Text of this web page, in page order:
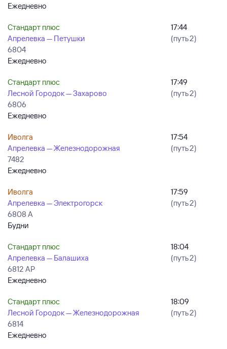
Ежедневно
Стандарт плюс
Апрелевка — Петушки
6804
Ежедневно
17:44
(путь 2)
Стандарт плюс
Лесной Городок — Захарово
6806
Ежедневно
17:49
(путь 2)
Иволга
Апрелевка — Железнодорожная
7482
Ежедневно
17:54
(путь 2)
Иволга
Апрелевка — Электрогорск
6808 А
Будни
17:59
(путь 2)
Стандарт плюс
Апрелевка — Балашиха
6812 АР
Ежедневно
18:04
(путь 2)
Стандарт плюс
Лесной Городок — Железнодорожная
6814
Ежедневно
18:09
(путь 2)